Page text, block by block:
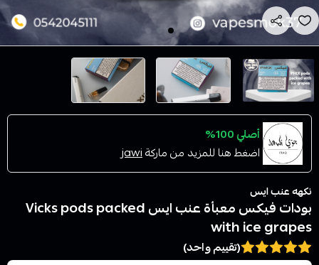
أصلي 100%
اضغط هنا للمزيد من ماركةjawi
نكهه عنب ايس
بودات فيكس معبأة عنب ايس Vicks pods packed
with ice grapes
(تقييم واحد)